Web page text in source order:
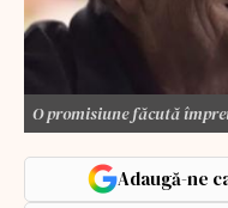
O promisiune făcută
Adaugă-ne